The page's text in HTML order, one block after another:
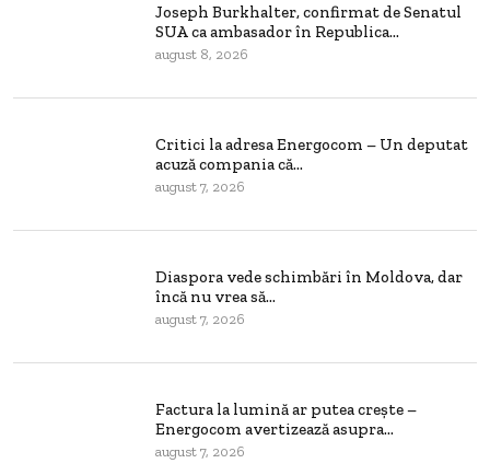
Joseph Burkhalter, confirmat de Senatul
SUA ca ambasador în Republica...
august 8, 2026
Critici la adresa Energocom – Un deputat
acuză compania că...
august 7, 2026
Diaspora vede schimbări în Moldova, dar
încă nu vrea să...
august 7, 2026
Factura la lumină ar putea crește –
Energocom avertizează asupra...
august 7, 2026